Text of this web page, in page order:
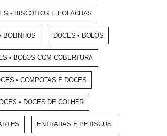
• BISCOITOS E BOLACHAS
BOLINHOS DOCES • BOLOS
• BOLOS COM COBERTURA
• COMPOTAS E DOCES
• DOCES DE COLHER
ENTRADAS E PETISCOS